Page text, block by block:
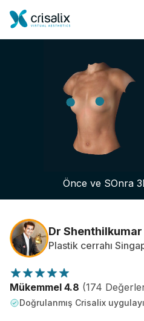
Cerrah ana sayfası
3D İş Platformu
Hasta incelemeleri
Önce ve SOnra
Dr
Plastik cerrahı
Mükemmel 4.8 (174
Doğrulanmış Crisalix